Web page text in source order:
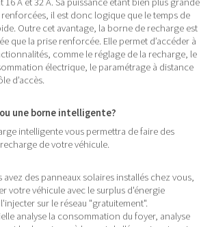
renforcées, il est donc logique que le temps de
Outre cet avantage, la borne de recharge est
que la prise renforcée. Elle permet d’accéder à
comme le réglage de la recharge, le
électrique, le paramétrage à distance
d’accès.
une borne intelligente?
intelligente vous permettra de faire des
de votre véhicule.
avez des panneaux solaires installés chez vous,
votre véhicule avec le surplus d'énergie
sur le réseau "gratuitement".
analyse la consommation du foyer, analyse